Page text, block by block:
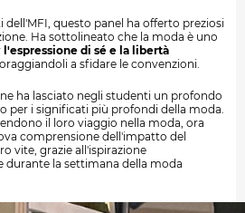
dell'MFI, questo panel ha offerto preziosi
Ha sottolineato che la moda è uno
l'espressione di sé e la libertà
a sfidare le convenzioni.
ha lasciato negli studenti un profondo
per i significati più profondi della moda.
il loro viaggio nella moda, ora
comprensione dell'impatto del
vite, grazie all'ispirazione
durante la settimana della moda